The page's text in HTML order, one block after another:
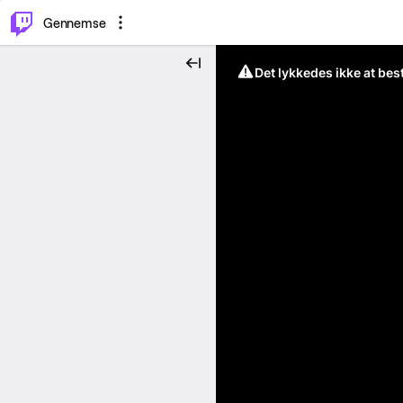
Gennemse
Det lykkedes ikke at